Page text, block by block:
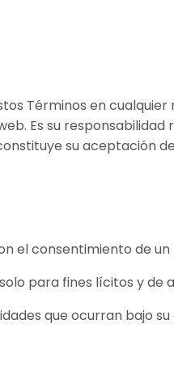
Términos en
Es su
su aceptación
el consentimiento de
para fines lícitos y de
que ocurran bajo